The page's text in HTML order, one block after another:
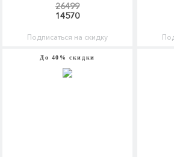
26499
14570
Подписаться на скидку
До 40% скидки